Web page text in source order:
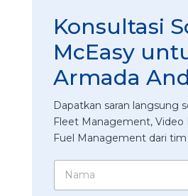
Konsultasi
McEasy
Armada
Dapatkan saran langsung
Fleet Management, Video
Fuel Management dari tim
N
m